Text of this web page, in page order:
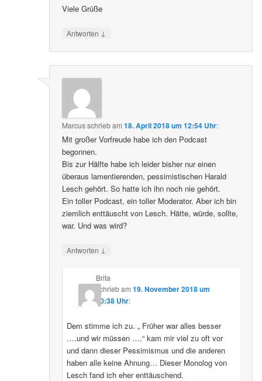
Viele Grüße
Antworten ↓
Marcusschriebam18. April 2018 um 12:54 Uhr:
Mit großer Vorfreude habe ich den Podcast
begonnen.
Bis zur Hälfte habe ich leider bisher nur einen
überaus lamentierenden, pessimistischen Harald
Lesch gehört. So hatte ich ihn noch nie gehört.
Ein toller Podcast, ein toller Moderator. Aber ich bin
ziemlich enttäuscht von Lesch. Hätte, würde, sollte,
war. Und was wird?
Antworten ↓
Brita
schriebam 19. November 2018 um
20:38 Uhr:
Dem stimme ich zu. „ Früher war alles besser
….und wir müssen ….“ kam mir viel zu oft vor
und dann dieser Pessimismus und die anderen
haben alle keine Ahnung… Dieser Monolog von
Lesch fand ich eher enttäuschend.